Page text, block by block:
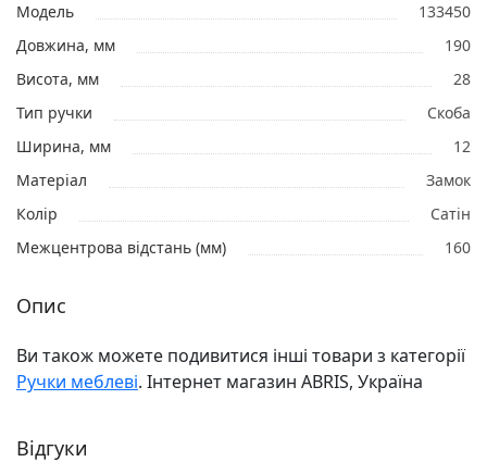
Модель
133450
Довжина, мм
190
Висота, мм
28
Тип ручки
Скоба
Ширина, мм
12
Матеріал
Замок
Колір
Сатін
Межцентрова відстань (мм)
160
Опис
Ви також можете подивитися інші товари з категорії
Ручки меблеві. Інтернет магазин ABRIS, Україна
Відгуки